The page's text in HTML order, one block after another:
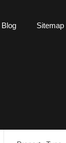
Blog Sitemap